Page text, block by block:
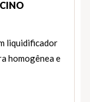
liquidificador
homogênea e